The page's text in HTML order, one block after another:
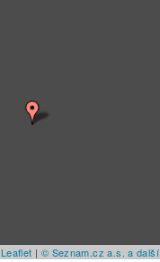
Leaflet | © Seznam.cz a.s. a další